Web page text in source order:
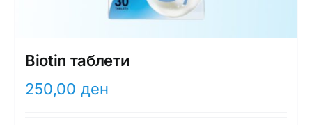
Biotin таблети
250,00 ден